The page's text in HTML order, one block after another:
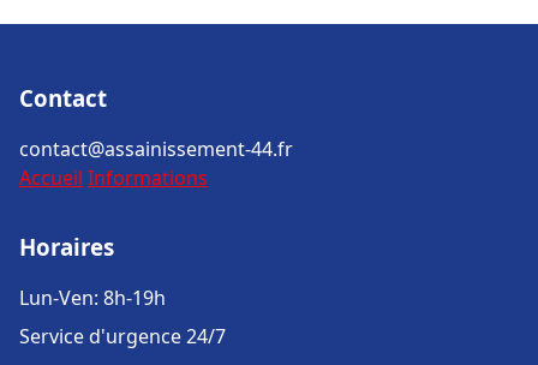
Contact
contact@assainissement-44.fr
Accueil Informations
Horaires
Lun-Ven: 8h-19h
Service d'urgence 24/7